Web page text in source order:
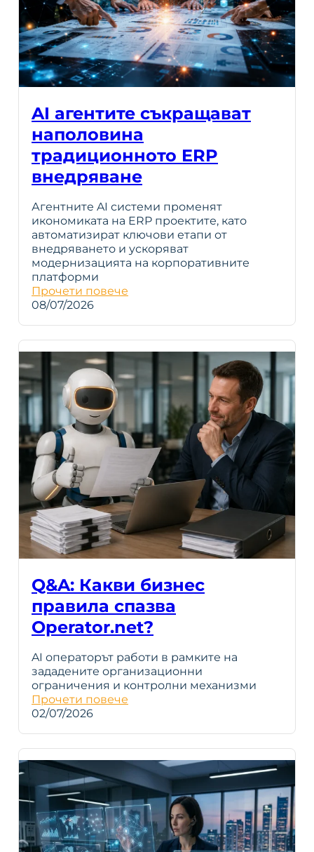
AI агентите съкращават
наполовина
традиционното ERP
внедряване
Агентните AI системи променят
икономиката на ERP проектите, като
автоматизират ключови етапи от
внедряването и ускоряват
модернизацията на корпоративните
платформи
Прочети повече
08/07/2026
Q&A: Какви бизнес
правила спазва
Operator.net?
AI операторът работи в рамките на
зададените организационни
ограничения и контролни механизми
Прочети повече
02/07/2026